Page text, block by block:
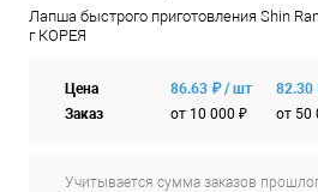
Лапша быстрого приготовления Shin
г КОРЕЯ
Цена
Заказ
86.63 ₽ / шт
от 10 000 ₽
82.30
от 50
Учитывается сумма заказов